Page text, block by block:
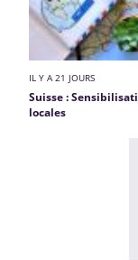
IL Y A 21 JOURS
Suisse :
locales